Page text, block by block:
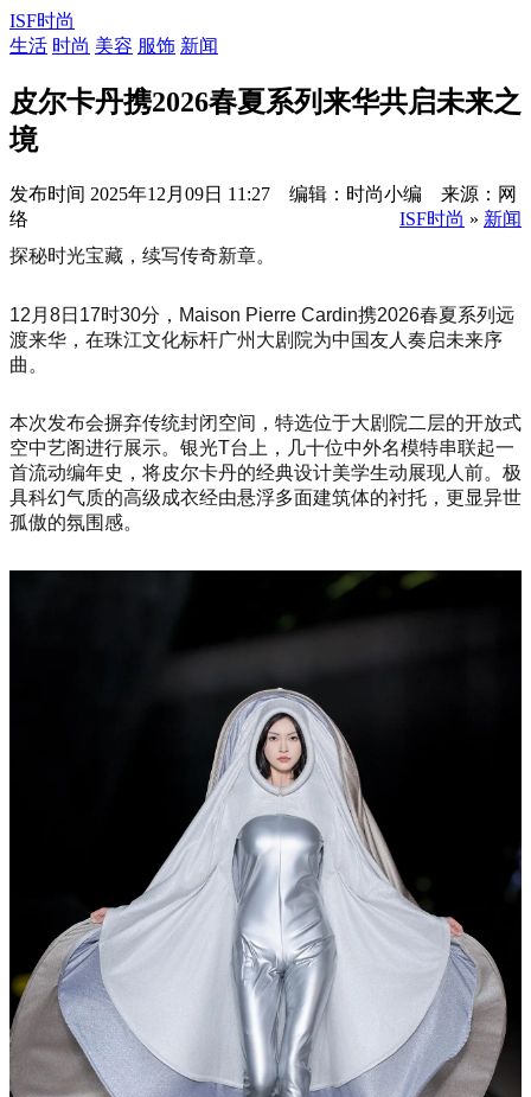
ISF时尚
生活 时尚 美容 服饰 新闻
皮尔卡丹携2026春夏系列来华共启未来之
境
发布时间 2025年12月09日 11:27 编辑：时尚小编 来源：网
络
ISF时尚 » 新闻
探秘时光宝藏，续写传奇新章。
12月8日17时30分，Maison Pierre Cardin携2026春夏系列远
渡来华，在珠江文化标杆广州大剧院为中国友人奏启未来序
曲。
本次发布会摒弃传统封闭空间，特选位于大剧院二层的开放式
空中艺阁进行展示。银光T台上，几十位中外名模特串联起一
首流动编年史，将皮尔卡丹的经典设计美学生动展现人前。极
具科幻气质的高级成衣经由悬浮多面建筑体的衬托，更显异世
孤傲的氛围感。